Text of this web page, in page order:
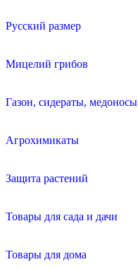
Русский размер
Мицелий грибов
Газон, сидераты, медоносы
Агрохимикаты
Защита растений
Товары для сада и дачи
Товары для дома